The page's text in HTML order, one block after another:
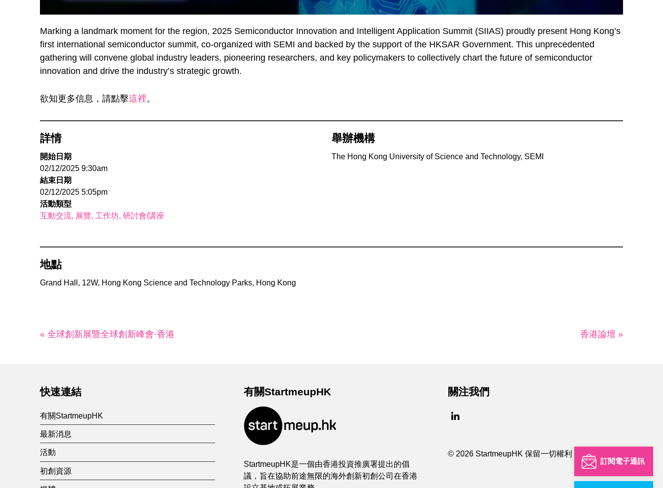
訂閱電子通訊
Marking a landmark moment for the region, 2025 Semiconductor Innovation and Intelligent Application Summit (SIIAS) proudly present Hong Kong’s
first international semiconductor summit, co-organized with SEMI and backed by the support of the HKSAR Government. This unprecedented
gathering will convene global industry leaders, pioneering researchers, and key policymakers to collectively chart the future of semiconductor
innovation and drive the industry’s strategic growth.
欲知更多信息，請點擊這裡。
詳情
開始日期
02/12/2025 9:30am
結束日期
02/12/2025 5:05pm
活動類型
互動交流
展覽 工作坊 研討會/講座
舉辦機構
The Hong Kong University of Science and Technology, SEMI
地點
Grand Hall, 12W, Hong Kong Science and Technology Parks, Hong Kong
« 全球創新展暨全球創新峰會·香港 香港論壇 »
快速連結
有關StartmeupHK
最新消息
活動
初創資源
有關StartmeupHK
StartmeupHK是一個由香港投資推廣署提出的倡
議，旨在協助前途無限的海外創新初創公司在香港
關注我們
© 2026 StartmeupHK 保留一切權利